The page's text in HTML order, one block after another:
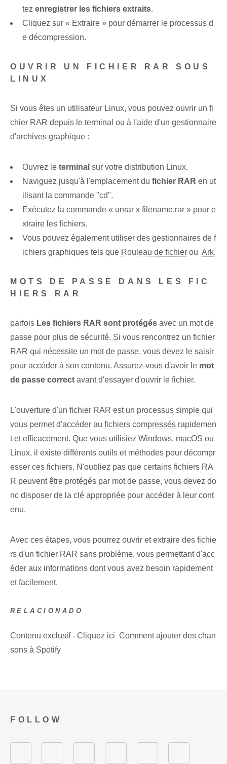
tez enregistrer les fichiers extraits.
Cliquez sur « Extraire » pour démarrer le processus d
e décompression.
OUVRIR UN FICHIER RAR SOUS
LINUX
Si vous êtes un utilisateur Linux, vous pouvez ouvrir un fi
chier RAR depuis le terminal ou à l'aide d'un gestionnaire
d'archives graphique :
Ouvrez le terminal sur votre distribution Linux.
Naviguez⁢ jusqu'à l'emplacement du fichier RAR en ut
ilisant la commande "cd".
Exécutez la commande « unrar x filename.rar » pour e
xtraire les fichiers.
Vous pouvez également utiliser des gestionnaires de f
ichiers graphiques tels que Rouleau de fichier ou ⁢ Ark.
MOTS DE PASSE DANS LES FIC
HIERS RAR
parfois Les fichiers RAR sont protégés avec un mot de
passe pour plus de sécurité. Si vous rencontrez un fichier ⁢
RAR qui nécessite un mot de passe, vous devez le saisir
pour accéder à son contenu. Assurez-vous d'avoir le mot
de passe correct avant d'essayer d'ouvrir le fichier.
L'ouverture d'un fichier RAR est un processus simple qui
vous permet d'accéder au fichiers compressés rapidemen
t et efficacement. ‍Que vous utilisiez Windows, macOS ou
Linux, il existe différents outils et méthodes pour décompr
esser ces fichiers. N'oubliez pas que certains fichiers RA
R peuvent être protégés par mot de passe, vous devez do
nc disposer de la clé appropriée pour accéder à leur cont
enu.
Avec ces étapes, vous pourrez ouvrir et extraire des fichie
rs d'un fichier RAR sans problème, vous permettant d'acc
éder aux informations dont vous avez besoin rapidement
et facilement.
RELACIONADO
Contenu exclusif - Cliquez ici Comment ajouter des chan
sons à Spotify
FOLLOW